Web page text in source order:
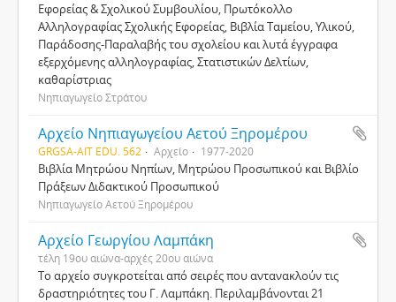
Εφορείας & Σχολικού Συμβουλίου, Πρωτόκολλο
Αλληλογραφίας Σχολικής Εφορείας, Βιβλία Ταμείου, Υλικού,
Παράδοσης-Παραλαβής του σχολείου και λυτά έγγραφα
εξερχόμενης αλληλογραφίας, Στατιστικών Δελτίων,
καθαρίστριας
Νηπιαγωγείο Στράτου
Αρχείο Νηπιαγωγείου Αετού Ξηρομέρου
GRGSA-AIT EDU. 562 Αρχείο 1977-2020
Βιβλία Μητρώου Νηπίων, Μητρώου Προσωπικού και Βιβλίο
Πράξεων Διδακτικού Προσωπικού
Νηπιαγωγείο Αετού Ξηρομέρου
Αρχείο Γεωργίου Λαμπάκη
τέλη 19ου αιώνα-αρχές 20ου αιώνα
Το αρχείο συγκροτείται από σειρές που αντανακλούν τις
δραστηριότητες του Γ. Λαμπάκη. Περιλαμβάνονται 21